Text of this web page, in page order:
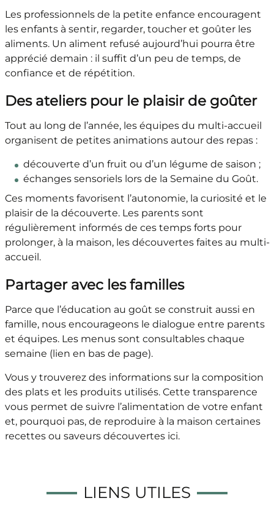
Les professionnels de la petite enfance encouragent
les enfants à sentir, regarder, toucher et goûter les
aliments. Un aliment refusé aujourd’hui pourra être
apprécié demain : il suffit d’un peu de temps, de
confiance et de répétition.
Des ateliers pour le plaisir de goûter
Tout au long de l’année, les équipes du multi-accueil
organisent de petites animations autour des repas :
découverte d’un fruit ou d’un légume de saison ;
échanges sensoriels lors de la Semaine du Goût.
Ces moments favorisent l’autonomie, la curiosité et le
plaisir de la découverte. Les parents sont
régulièrement informés de ces temps forts pour
prolonger, à la maison, les découvertes faites au multi-
accueil.
Partager avec les familles
Parce que l’éducation au goût se construit aussi en
famille, nous encourageons le dialogue entre parents
et équipes. Les menus sont consultables chaque
semaine (lien en bas de page).
Vous y trouverez des informations sur la composition
des plats et les produits utilisés. Cette transparence
vous permet de suivre l’alimentation de votre enfant
et, pourquoi pas, de reproduire à la maison certaines
recettes ou saveurs découvertes ici.
LIENS UTILES